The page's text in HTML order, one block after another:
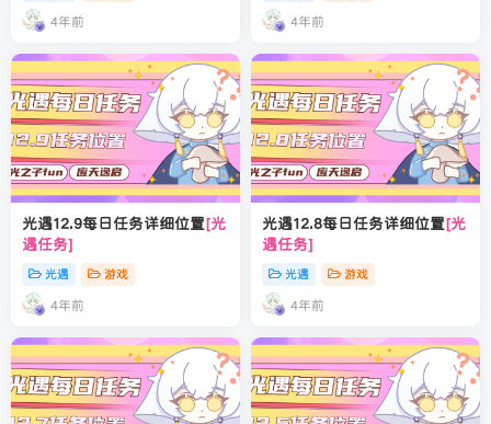
4年前 4年前
光遇12.9每日任务详细位置[光
遇任务]
光遇 游戏
4年前
光遇12.8每日任务详细位置[光
遇任务]
光遇 游戏
4年前